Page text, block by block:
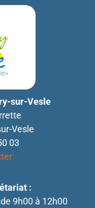
sur-Vesle
Vesle
03
:
9h00 à 12h00